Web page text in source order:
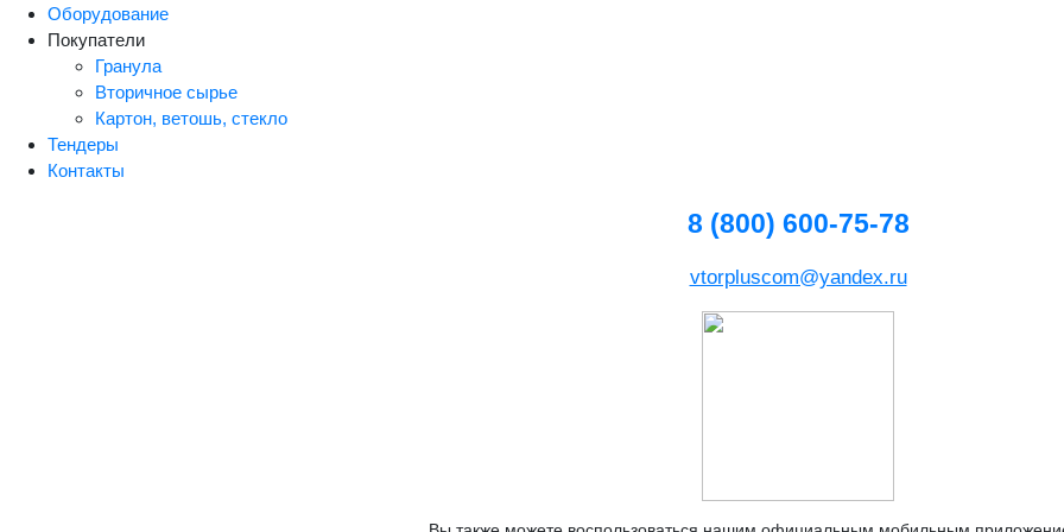
Оборудование
Покупатели
Гранула
Вторичное сырье
Картон, ветошь, стекло
Тендеры
Контакты
8 (800) 600-75-78
vtorpluscom@yandex.ru